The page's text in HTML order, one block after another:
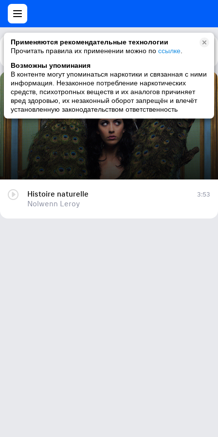
Применяются рекомендательные технологии
Прочитать правила их применении можно по ссылке
Возможны упоминания
В контенте могут упоминаться наркотики и связанная с ними
информация. Незаконное потребление наркотических
средств, психотропных веществ и их аналогов причиняет
вред здоровью, их незаконный оборот запрещён и влечёт
установленную законодательством ответственность
Каталог Рекомендации
Histoire naturelle
Nolwenn Leroy
Histoire naturelle
Nolwenn Leroy
3:53